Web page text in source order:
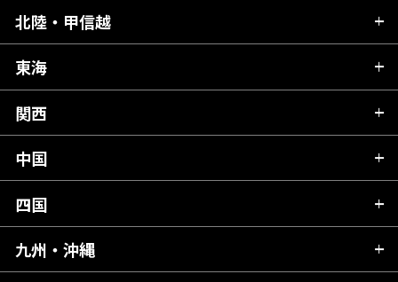
青森県
秋田県
岩手県
宮城県
福島県
茨城県
栃木県
群馬県
千葉県
東京都
神奈川県
北陸・甲信越
新潟県
富山県
石川県
山梨県
長野県
東海
岐阜県
静岡県
愛知県
関西
滋賀県
京都府
大阪府
中国
広島県
岡山県
四国
愛媛県
九州・沖縄